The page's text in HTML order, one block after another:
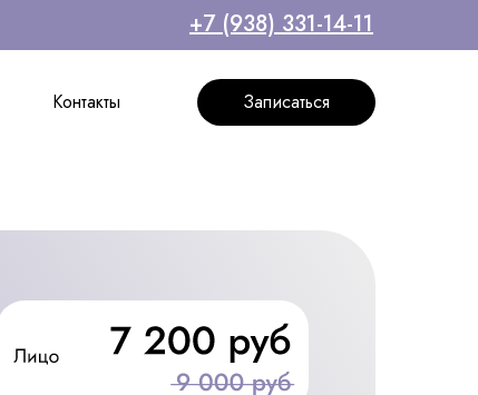
+7 (938) 331-14-11
Записаться
Контакты
Записаться
Контакты